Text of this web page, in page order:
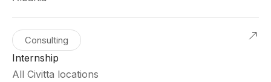
Consulting
Internship
All Civitta locations